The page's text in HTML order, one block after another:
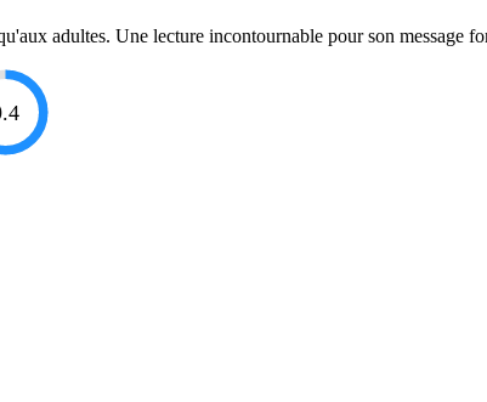
adultes. Une lecture incontournable pour son message